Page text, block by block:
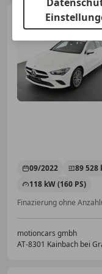
09/2022 89 528
118 kW (160 PS)
Finazierung ohne
motioncars gmbh
AT-8301 Kainbach bei